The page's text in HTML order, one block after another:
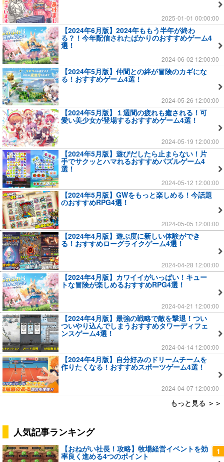
2025-01-01 00:00:00
【2024年6月版】2024年ももう半年が終わ
る？！今年配信されたばかりのおすすめゲーム4
選！
2024-06-02 12:00:00
【2024年5月版】仲間との絆が冒険のカギにな
る！おすすめゲーム4選！
2024-05-26 12:00:00
【2024年5月版】１週間の疲れも癒される！可
愛い美少女が登場するおすすめゲーム4選！
2024-05-19 12:00:00
【2024年5月版】遊びだしたら止まらない！片
手でサクッとハマれるおすすめパズルゲーム4
選！
2024-05-12 12:00:00
【2024年5月版】GWをもっと楽しめる！今話題
のおすすめRPG4選！
2024-05-05 12:00:00
【2024年4月版】遊ぶ度に新しい体験ができ
る！おすすめローグライクゲーム4選！
2024-04-28 12:00:00
【2024年4月版】カワイイがいっぱい！キュー
トな冒険が楽しめるおすすめRPG4選！
2024-04-21 12:00:00
【2024年4月版】最強の戦略で敵を撃退！つい
ついやり込んでしまうおすすめタワーディフェ
ンスゲーム4選！
2024-04-14 12:00:00
【2024年4月版】自分好みのドリームチームを
作りたくなる！おすすめスポーツゲーム4選！
2024-04-07 12:00:00
もっと見る ＞＞
人気記事ランキング
1
【おねがい社長！攻略】牧場経営イベントを効
率良く進める4つのポイント